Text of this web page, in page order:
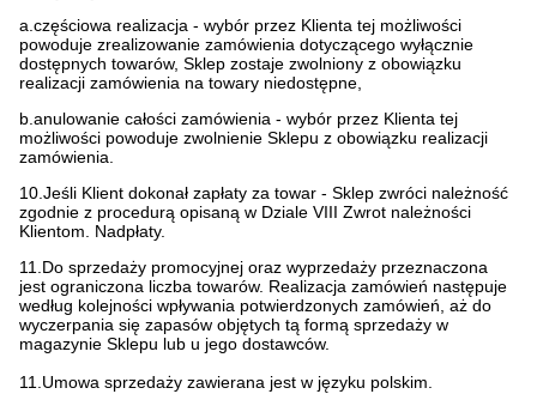
a.częściowa realizacja - wybór przez Klienta tej możliwości
powoduje zrealizowanie zamówienia dotyczącego wyłącznie
dostępnych towarów, Sklep zostaje zwolniony z obowiązku
realizacji zamówienia na towary niedostępne,
b.anulowanie całości zamówienia - wybór przez Klienta tej
możliwości powoduje zwolnienie Sklepu z obowiązku realizacji
zamówienia.
10.Jeśli Klient dokonał zapłaty za towar - Sklep zwróci należność
zgodnie z procedurą opisaną w Dziale VIII Zwrot należności
Klientom. Nadpłaty.
11.Do sprzedaży promocyjnej oraz wyprzedaży przeznaczona
jest ograniczona liczba towarów. Realizacja zamówień następuje
według kolejności wpływania potwierdzonych zamówień, aż do
wyczerpania się zapasów objętych tą formą sprzedaży w
magazynie Sklepu lub u jego dostawców.
11.Umowa sprzedaży zawierana jest w języku polskim.